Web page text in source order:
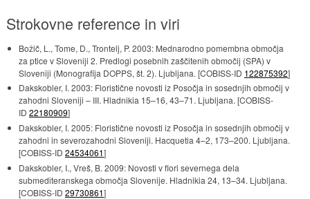
Strokovne reference in viri
Božič, L., Tome, D., Trontelj, P. 2003: Mednarodno pomembna območja
za ptice v Sloveniji 2. Predlogi posebnih zaščitenih območij (SPA) v
Sloveniji (Monografija DOPPS, št. 2). Ljubljana. [COBISS-ID 122875392]
Dakskobler, I. 2003: Floristične novosti iz Posočja in sosednjih območij v
zahodni Sloveniji – III. Hladnikia 15–16, 43–71. Ljubljana. [COBISS-
ID 22180909]
Dakskobler, I. 2005: Floristične novosti iz Posočja in sosednjih območij v
zahodni in severozahodni Sloveniji. Hacquetia 4–2, 173–200. Ljubljana.
[COBISS-ID 24534061]
Dakskobler, I., Vreš, B. 2009: Novosti v flori severnega dela
submediteranskega območja Slovenije. Hladnikia 24, 13–34. Ljubljana.
[COBISS-ID 29730861]